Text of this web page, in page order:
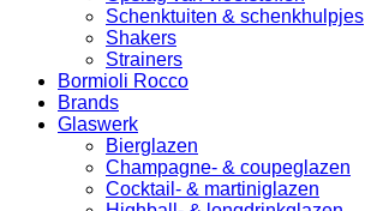
Schenktuiten & schenkhulpjes
Shakers
Strainers
Bormioli Rocco
Brands
Glaswerk
Bierglazen
Champagne- & coupeglazen
Cocktail- & martiniglazen